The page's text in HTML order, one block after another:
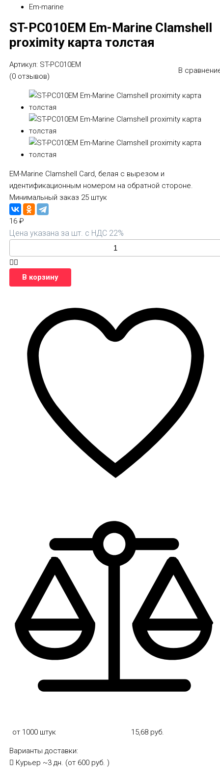
Em-marine
ST-PC010EM Em-Marine Clamshell
proximity карта толстая
Артикул: ST-PC010EM
(0 отзывов)
В
EM-Marine Clamshell Card, белая с вырезом и
идентификационным номером на обратной стороне.
Минимальный заказ 25 штук
16₽
Цена указана за шт. с НДС 22%
В корзину
от 1000 штук 15,68 руб.
Варианты доставки:
Курьер ~3 дн. (от 600 руб. )